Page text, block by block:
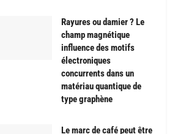
Rayures ou damier ? Le
champ magnétique
influence des motifs
électroniques
concurrents dans un
matériau quantique de
type graphène
Le marc de café peut être